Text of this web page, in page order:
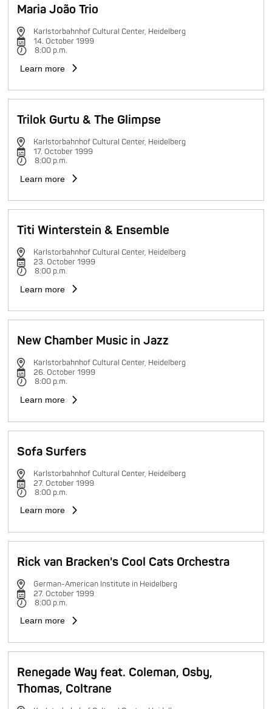
Maria João Trio
Karlstorbahnhof Cultural Center, Heidelberg
14. October 1999
8:00 p.m.
Learn more
Trilok Gurtu & The Glimpse
Karlstorbahnhof Cultural Center, Heidelberg
17. October 1999
8:00 p.m.
Learn more
Titi Winterstein & Ensemble
Karlstorbahnhof Cultural Center, Heidelberg
23. October 1999
8:00 p.m.
Learn more
New Chamber Music in Jazz
Karlstorbahnhof Cultural Center, Heidelberg
26. October 1999
8:00 p.m.
Learn more
Sofa Surfers
Karlstorbahnhof Cultural Center, Heidelberg
27. October 1999
8:00 p.m.
Learn more
Rick van Bracken's Cool Cats Orchestra
German-American Institute in Heidelberg
27. October 1999
8:00 p.m.
Learn more
Renegade Way feat. Coleman, Osby,
Thomas, Coltrane